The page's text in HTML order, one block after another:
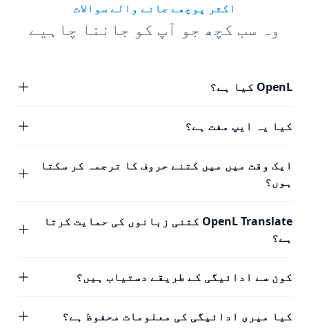
اکثر پوچھے جانے والے سوالات
وہ سب کچھ جو آپ کو جاننا چاہیے
OpenL کیا ہے؟
کیا یہ ایپ مفت ہے؟
ایک وقت میں میں کتنے حروف کا ترجمہ کر سکتا
ہوں؟
OpenL Translate کتنی زبانوں کی حمایت کرتا
ہے؟
کون سے ادائیگی کے طریقے دستیاب ہیں؟
کیا میری ادائیگی کی معلومات محفوظ ہے؟